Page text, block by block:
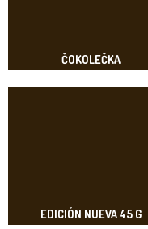
ČOKOLEČKA
EDICIÓN NUEVA 45 G